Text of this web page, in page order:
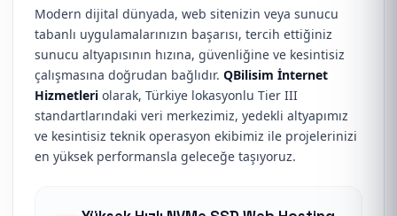
Modern dijital dünyada, web sitenizin veya sunucu
tabanlı uygulamalarınızın başarısı, tercih ettiğiniz
sunucu altyapısının hızına, güvenliğine ve kesintisiz
çalışmasına doğrudan bağlıdır. QBilisim İnternet
Hizmetleri olarak, Türkiye lokasyonlu Tier III
standartlarındaki veri merkezimiz, yedekli altyapımız
ve kesintisiz teknik operasyon ekibimiz ile projelerinizi
en yüksek performansla geleceğe taşıyoruz.